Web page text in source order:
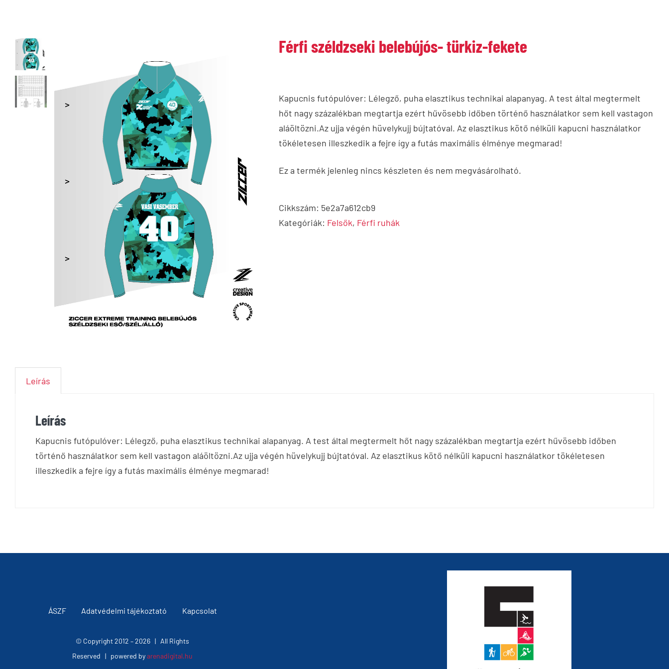
Férfi széldzseki belebújós- türkiz-fekete
Kapucnis futópulóver: Lélegző, puha elasztikus technikai alapanyag. A test által megtermelt
hőt nagy százalékban megtartja ezért hűvösebb időben történő használatkor sem kell vastagon
aláöltözni.Az ujja végén hüvelykujj bújtatóval. Az elasztikus kötő nélküli kapucni használatkor
tökéletesen illeszkedik a fejre így a futás maximális élménye megmarad!
Ez a termék jelenleg nincs készleten és nem megvásárolható.
Cikkszám: 5e2a7a612cb9
Kategóriák: Felsők, Férfi ruhák
Leírás
Leírás
Kapucnis futópulóver: Lélegző, puha elasztikus technikai alapanyag. A test által megtermelt hőt nagy százalékban megtartja ezért hűvösebb időben
történő használatkor sem kell vastagon aláöltözni.Az ujja végén hüvelykujj bújtatóval. Az elasztikus kötő nélküli kapucni használatkor tökéletesen
illeszkedik a fejre így a futás maximális élménye megmarad!
ÁSZF Adatvédelmi tájékoztató Kapcsolat
© Copyright 2012 –2026 | All Rights
Reserved | powered byarenadigital.hu